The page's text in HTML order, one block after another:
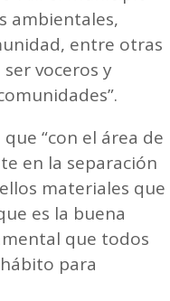
ambientales,
entre otras
voceros y
“con el área de
en la separación
materiales que
es la buena
que todos
para